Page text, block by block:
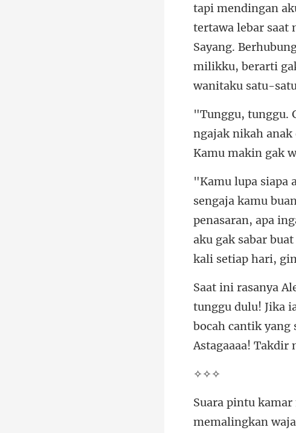
an
tertawa lebar saat
Sayang.
ngajak nikah anak
penasaran, apa
ika
bocah cantik yang
✧